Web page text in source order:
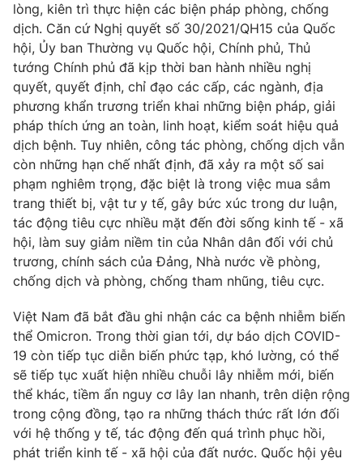
lòng, kiên trì thực hiện các biện pháp phòng, chống
dịch. Căn cứ Nghị quyết số 30/2021/QH15 của Quốc
hội, Ủy ban Thường vụ Quốc hội, Chính phủ, Thủ
tướng Chính phủ đã kịp thời ban hành nhiều nghị
quyết, quyết định, chỉ đạo các cấp, các ngành, địa
phương khẩn trương triển khai những biện pháp, giải
pháp thích ứng an toàn, linh hoạt, kiểm soát hiệu quả
dịch bệnh. Tuy nhiên, công tác phòng, chống dịch vẫn
còn những hạn chế nhất định, đã xảy ra một số sai
phạm nghiêm trọng, đặc biệt là trong việc mua sắm
trang thiết bị, vật tư y tế, gây bức xúc trong dư luận,
tác động tiêu cực nhiều mặt đến đời sống kinh tế - xã
hội, làm suy giảm niềm tin của Nhân dân đối với chủ
trương, chính sách của Đảng, Nhà nước về phòng,
chống dịch và phòng, chống tham nhũng, tiêu cực.
Việt Nam đã bắt đầu ghi nhận các ca bệnh nhiễm biến
thể Omicron. Trong thời gian tới, dự báo dịch COVID-
19 còn tiếp tục diễn biến phức tạp, khó lường, có thể
sẽ tiếp tục xuất hiện nhiều chuỗi lây nhiễm mới, biến
thể khác, tiềm ẩn nguy cơ lây lan nhanh, trên diện rộng
trong cộng đồng, tạo ra những thách thức rất lớn đối
với hệ thống y tế, tác động đến quá trình phục hồi,
phát triển kinh tế - xã hội của đất nước. Quốc hội yêu